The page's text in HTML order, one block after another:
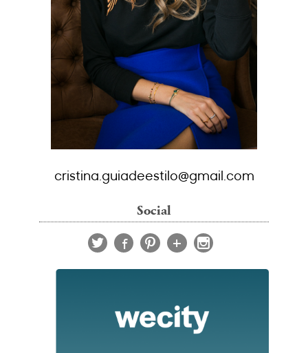
cristina.guiadeestilo@gmail.com
Social